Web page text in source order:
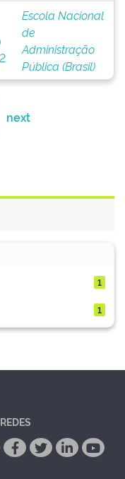
Escola Nacional
de
Administração
Pública (Brasil)
next
1
1